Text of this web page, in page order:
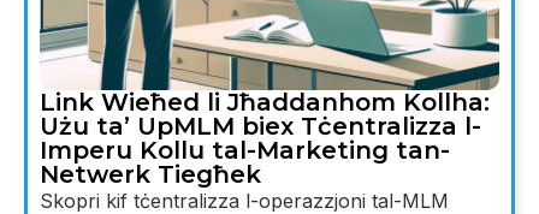
Link Wieħed li Jħaddanhom Kollha:
Użu ta’ UpMLM biex Tċentralizza l-
Imperu Kollu tal-Marketing tan-
Netwerk Tiegħek
Skopri kif tċentralizza l-operazzjoni tal-MLM